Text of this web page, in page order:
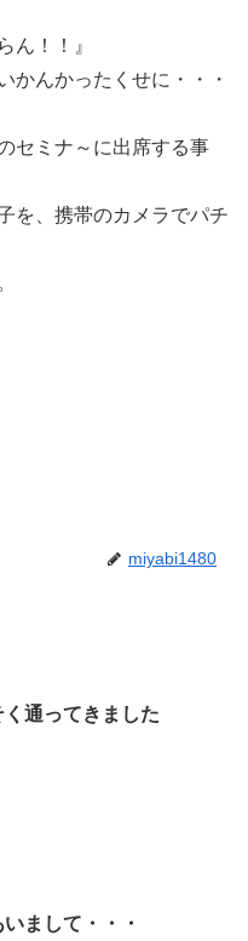
ん！！』
かんかったくせに・・・
セミナ～に出席する事
を、携帯のカメラでパチ
miyabi1480
通ってきました
まして・・・